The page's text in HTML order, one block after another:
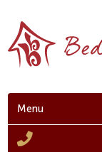
Menu